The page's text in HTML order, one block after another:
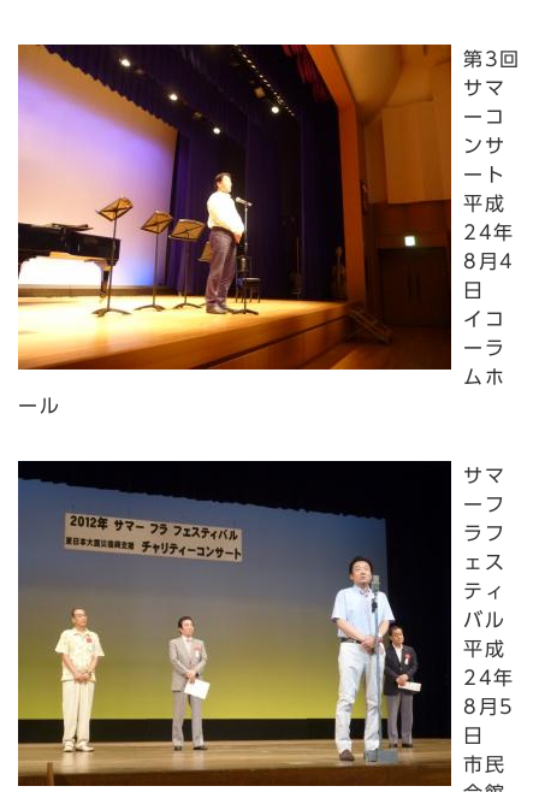
第3回
サマ
ーコ
ンサ
ート
平成
24年
8月4
日
イコ
ーラ
ムホ
ール
サマ
ーフ
ラフ
ェス
ティ
バル
平成
24年
8月5
日
市民